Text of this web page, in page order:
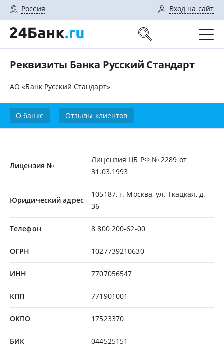
Россия Вход на сайт
Реквизиты Банка Русский Стандарт
АО «Банк Русский Стандарт»
О банке Отзывы клиентов
Лицензия №
Лицензия ЦБ РФ № 2289 от
31.03.1993
Юридический адрес
105187, г. Москва, ул. Ткацкая, д.
36
Телефон 8 800 200-62-00
ОГРН 1027739210630
ИНН 7707056547
КПП 771901001
ОКПО 17523370
БИК 044525151